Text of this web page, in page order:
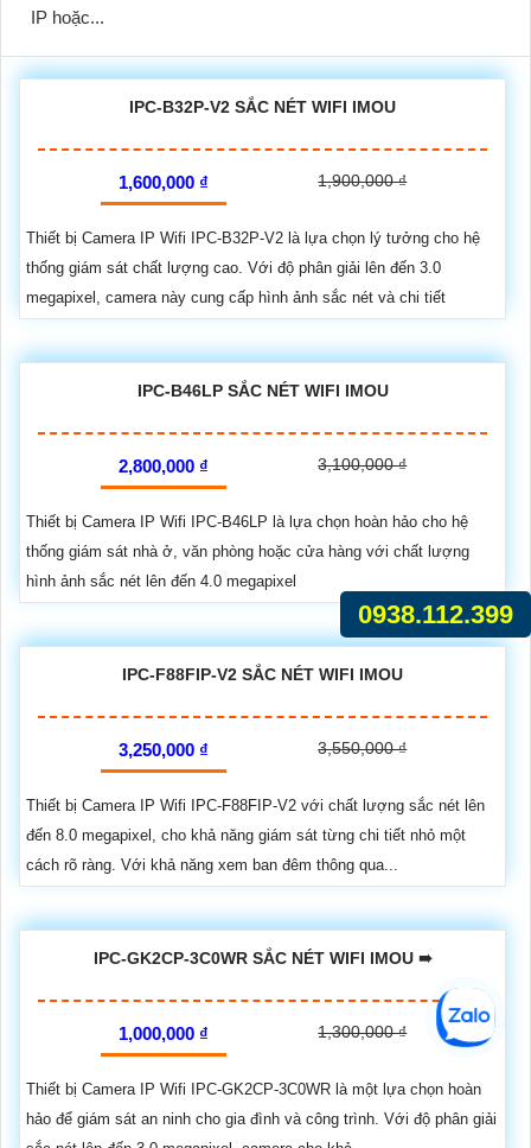
IP hoặc...
IPC-B32P-V2 SẮC NÉT WIFI IMOU
1,600,000 ₫ 1,900,000 ₫
Thiết bị Camera IP Wifi IPC-B32P-V2 là lựa chọn lý tưởng cho hệ
thống giám sát chất lượng cao. Với độ phân giải lên đến 3.0
megapixel, camera này cung cấp hình ảnh sắc nét và chi tiết
IPC-B46LP SẮC NÉT WIFI IMOU
2,800,000 ₫ 3,100,000 ₫
Thiết bị Camera IP Wifi IPC-B46LP là lựa chọn hoàn hảo cho hệ
thống giám sát nhà ở, văn phòng hoặc cửa hàng với chất lượng
hình ảnh sắc nét lên đến 4.0 megapixel
IPC-F88FIP-V2 SẮC NÉT WIFI IMOU
3,250,000 ₫ 3,550,000 ₫
Thiết bị Camera IP Wifi IPC-F88FIP-V2 với chất lượng sắc nét lên
đến 8.0 megapixel, cho khả năng giám sát từng chi tiết nhỏ một
cách rõ ràng. Với khả năng xem ban đêm thông qua...
IPC-GK2CP-3C0WR SẮC NÉT WIFI IMOU ➠
1,000,000 ₫ 1,300,000 ₫
Thiết bị Camera IP Wifi IPC-GK2CP-3C0WR là một lựa chọn hoàn
hảo để giám sát an ninh cho gia đình và công trình. Với độ phân giải
0938.112.399